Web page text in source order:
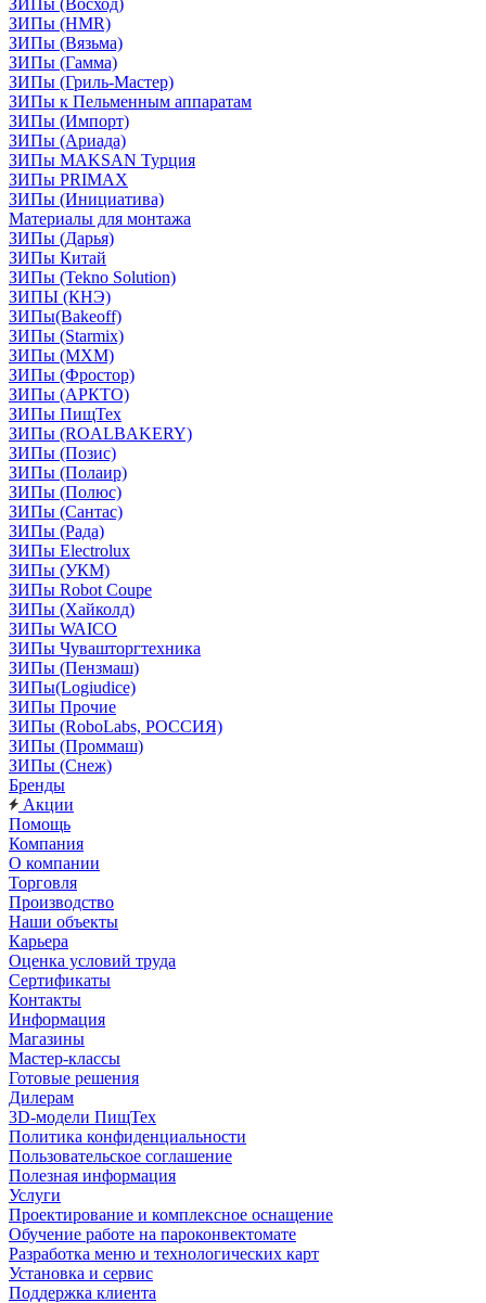
ЗИПы (Восход)
ЗИПы (HMR)
ЗИПы (Вязьма)
ЗИПы (Гамма)
ЗИПы (Гриль-Мастер)
ЗИПы к Пельменным аппаратам
ЗИПы (Импорт)
ЗИПы (Ариада)
ЗИПы MAKSAN Турция
ЗИПы PRIMAX
ЗИПы (Инициатива)
Материалы для монтажа
ЗИПы (Дарья)
ЗИПы Китай
ЗИПы (Tekno Solution)
ЗИПЫ (КНЭ)
ЗИПы(Bakeoff)
ЗИПы (Starmix)
ЗИПы (МХМ)
ЗИПы (Фростор)
ЗИПы (АРКТО)
ЗИПы ПищТех
ЗИПы (ROALBAKERY)
ЗИПы (Позис)
ЗИПы (Полаир)
ЗИПы (Полюс)
ЗИПы (Сантас)
ЗИПы (Рада)
ЗИПы Electrolux
ЗИПы (УКМ)
ЗИПы Robot Coupe
ЗИПы (Хайколд)
ЗИПы WAICO
ЗИПы Чувашторгтехника
ЗИПы (Пензмаш)
ЗИПы(Logiudice)
ЗИПы Прочие
ЗИПы (RoboLabs, РОССИЯ)
ЗИПы (Проммаш)
ЗИПы (Снеж)
Бренды
Акции
Помощь
Компания
О компании
Торговля
Производство
Наши объекты
Карьера
Оценка условий труда
Сертификаты
Контакты
Информация
Магазины
Мастер-классы
Готовые решения
Дилерам
3D-модели ПищТех
Политика конфиденциальности
Пользовательское соглашение
Полезная информация
Услуги
Проектирование и комплексное оснащение
Обучение работе на пароконвектомате
Разработка меню и технологических карт
Установка и сервис
Поддержка клиента